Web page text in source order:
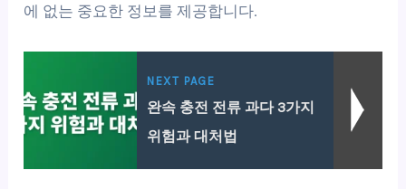
에 없는 중요한 정보를 제공합니다.
NEXT PAGE
완속 충전 전류 과다 3가지
위험과 대처법